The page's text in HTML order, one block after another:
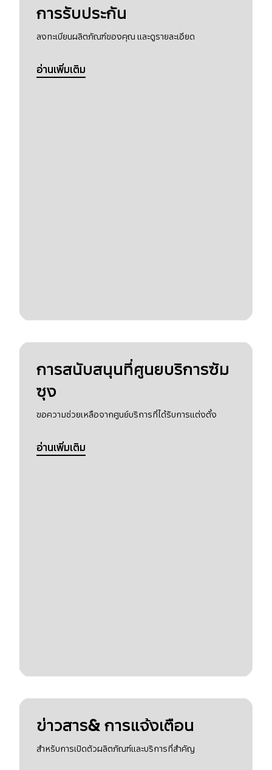
การรับประกัน
ลงทะเบียนผลิตภัณฑ์ของคุณ และดูรายละเอียด
อ่านเพิ่มเติม
การสนับสนุนที่ศูนยบริการซัม
ซุง
ขอความช่วยเหลือจากศูนย์บริการที่ได้รับการแต่งตั้ง
อ่านเพิ่มเติม
ข่าวสาร& การแจ้งเตือน
สำหรับการเปิดตัวผลิตภัณฑ์และบริการที่สำคัญ